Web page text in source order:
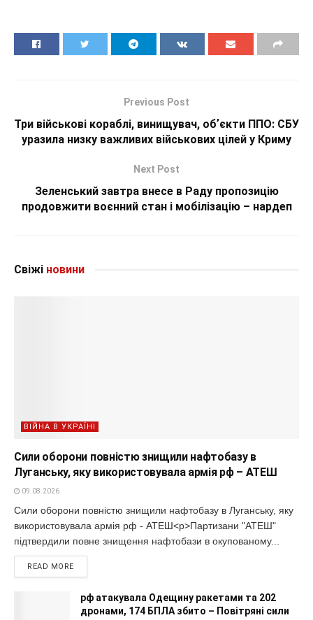
Previous Post
Три військові кораблі, винищувач, обʼєкти ППО: СБУ
уразила низку важливих військових цілей у Криму
Next Post
Зеленський завтра внесе в Раду пропозицію
продовжити воєнний стан і мобілізацію – нардеп
Свіжі новини
ВІЙНА В УКРАЇНІ
Сили оборони повністю знищили нафтобазу в
Луганську, яку використовувала армія рф – АТЕШ
09.08.2026
Сили оборони повністю знищили нафтобазу в Луганську, яку
використовувала армія рф - АТЕШ<p>Партизани "АТЕШ"
підтвердили повне знищення нафтобази в окупованому...
READ MORE
рф атакувала Одещину ракетами та 202
дронами, 174 БПЛА збито – Повітряні сили